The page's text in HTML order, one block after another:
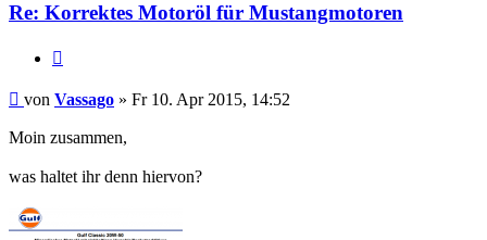
Re: Korrektes Motoröl für Mustangmotoren
Beitrag
von Vassago » Fr 10. Apr 2015, 14:52
Moin zusammen,
was haltet ihr denn hiervon?